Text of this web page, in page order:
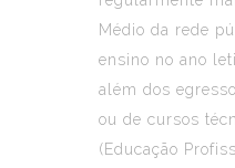
Médio da rede
ensino no ano
além dos
ou de cursos
(Educação